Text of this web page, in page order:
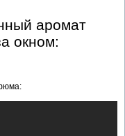
аромат
окном: